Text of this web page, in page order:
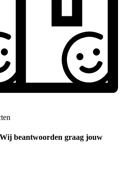
beantwoorden graag jouw